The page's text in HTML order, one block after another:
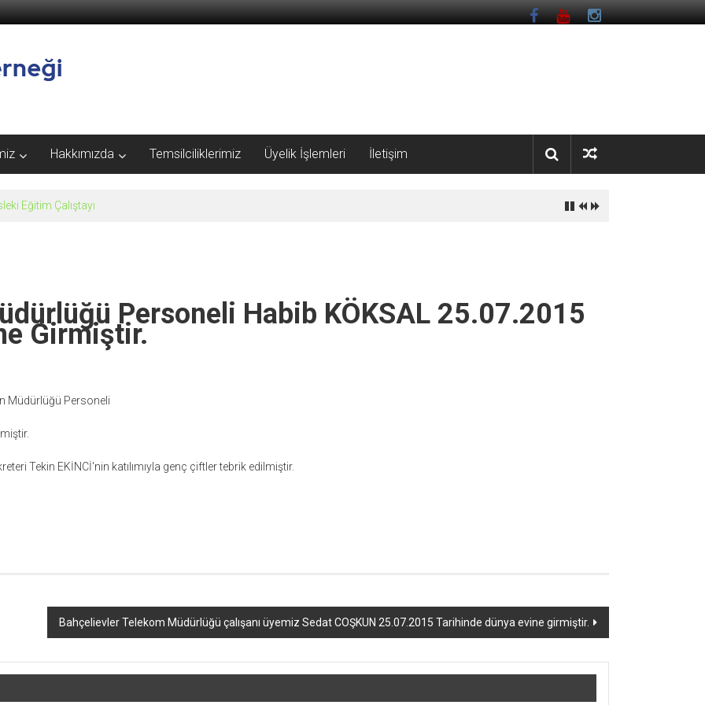
Hakkımızda Temsilciliklerimiz Üyelik İşlemleri İletişim
Eğitim Çalıştayı
Personeli Habib KÖKSAL 25.07.2015
Girmiştir.
Müdürlüğü Personeli
Tekin EKİNCİ'nin katılımıyla genç çiftler tebrik edilmiştir.
Bahçelievler Telekom Müdürlüğü çalışanı üyemiz Sedat COŞKUN 25.07.2015 Tarihinde dünya evine girmiştir.